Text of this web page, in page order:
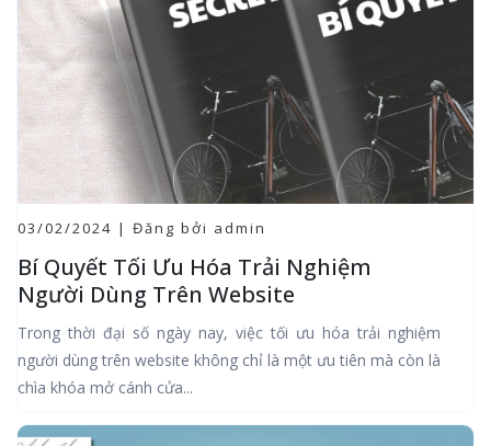
03/02/2024 | Đăng bởi admin
Bí Quyết Tối Ưu Hóa Trải Nghiệm
Người Dùng Trên Website
Trong thời đại số ngày nay, việc tối ưu hóa trải nghiệm
người dùng trên website không chỉ là một ưu tiên mà còn là
chìa khóa mở cánh cửa...